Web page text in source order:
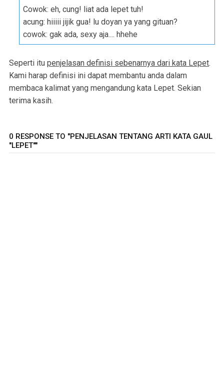
Cowok: eh, cung! liat ada lepet tuh!
acung: hiiiii jijik gua! lu doyan ya yang gituan?
cowok: gak ada, sexy aja.... hhehe
Seperti itu penjelasan definisi sebenarnya dari kata Lepet.
Kami harap definisi ini dapat membantu anda dalam
membaca kalimat yang mengandung kata Lepet. Sekian
terima kasih.
0 RESPONSE TO "PENJELASAN TENTANG ARTI KATA GAUL
"LEPET""